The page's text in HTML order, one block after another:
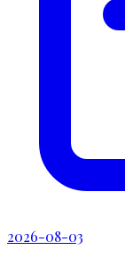
2026-08-03